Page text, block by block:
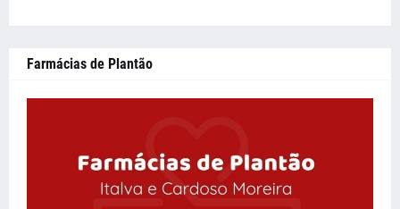
Farmácias de Plantão